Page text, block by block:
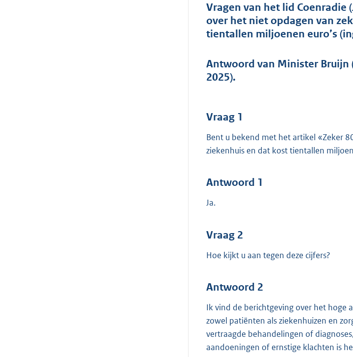
Vragen van het lid Coenradie
over het niet opdagen van
tientallen miljoenen euro’s
Antwoord van Minister Bruijn
2025).
Vraag 1
Bent u bekend met het artikel «Zeker
ziekenhuis en dat kost tientallen
Antwoord 1
Ja.
Vraag 2
Hoe kijkt u aan tegen deze cijfers?
Antwoord 2
Ik vind de berichtgeving over het hoge
zowel patiënten als ziekenhuizen en
vertraagde behandelingen of
aandoeningen of ernstige klachten is